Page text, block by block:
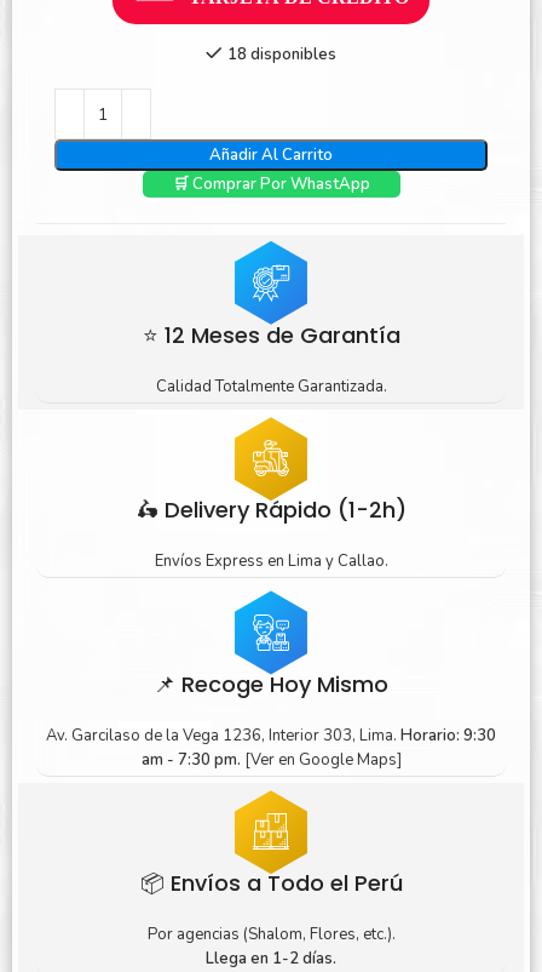
18 disponibles
Añadir Al Carrito
🛒 Comprar Por WhastApp
⭐ 12 Meses de Garantía
Calidad Totalmente Garantizada.
🛵 Delivery Rápido (1-2h)
Envíos Express en Lima y Callao.
📌 Recoge Hoy Mismo
Av. Garcilaso de la Vega 1236, Interior 303, Lima. Horario: 9:30
am - 7:30 pm. [Ver en Google Maps]
📦 Envíos a Todo el Perú
Por agencias (Shalom, Flores, etc.).
Llega en 1-2 días.